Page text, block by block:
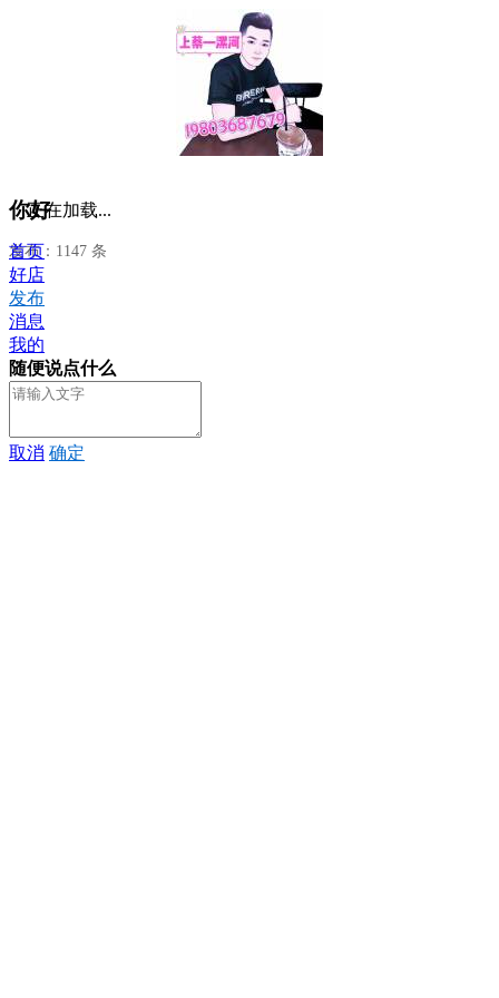
你好
发布：1147 条
正在加载...
首页
好店
发布
消息
我的
随便说点什么
取消 确定